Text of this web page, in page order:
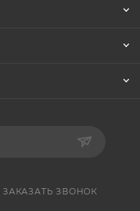
ЗАКАЗАТЬ ЗВОНОК